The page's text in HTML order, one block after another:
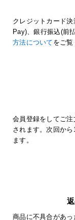
クレジットカード
Pay)、銀行振込(前
方法について をご覧
会員登録をしてご
されます。次回か
ます。
商品に不具合があ